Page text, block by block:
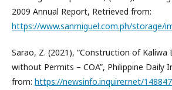
2009 Annual Report, Retrieved from:
https://www.sanmiguel.com.ph/storage/
Sarao, Z. (2021), “Construction of Kaliwa
without Permits – COA”, Philippine Daily
from: https://newsinfo.inquirer.net/